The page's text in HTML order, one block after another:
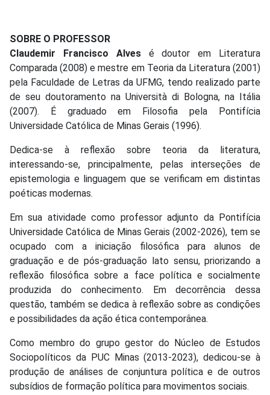
SOBRE O PROFESSOR
Claudemir Francisco Alvesé doutor em Literatura
Comparada (2008) e mestre em Teoria da Literatura (2001)
pela Faculdade de Letras da UFMG, tendo realizado parte
de seu doutoramento na Università di Bologna, na Itália
(2007). É graduado em Filosofia pela Pontifícia
Universidade Católica de Minas Gerais (1996).
Dedica-se à reflexão sobre teoria da literatura,
interessando-se, principalmente, pelas interseções de
epistemologia e linguagem que se verificam em distintas
poéticas modernas.
Em sua atividade como professor adjunto da Pontifícia
Universidade Católica de Minas Gerais (2002-2026), tem se
ocupado com a iniciação filosófica para alunos de
graduação e de pós-graduação lato sensu, priorizando a
reflexão filosófica sobre a face política e socialmente
produzida do conhecimento. Em decorrência dessa
questão, também se dedica à reflexão sobre as condições
e possibilidades da ação ética contemporânea.
Como membro do grupo gestor do Núcleo de Estudos
Sociopolíticos da PUC Minas (2013-2023), dedicou-se à
produção de análises de conjuntura política e de outros
subsídios de formação política para movimentos sociais.